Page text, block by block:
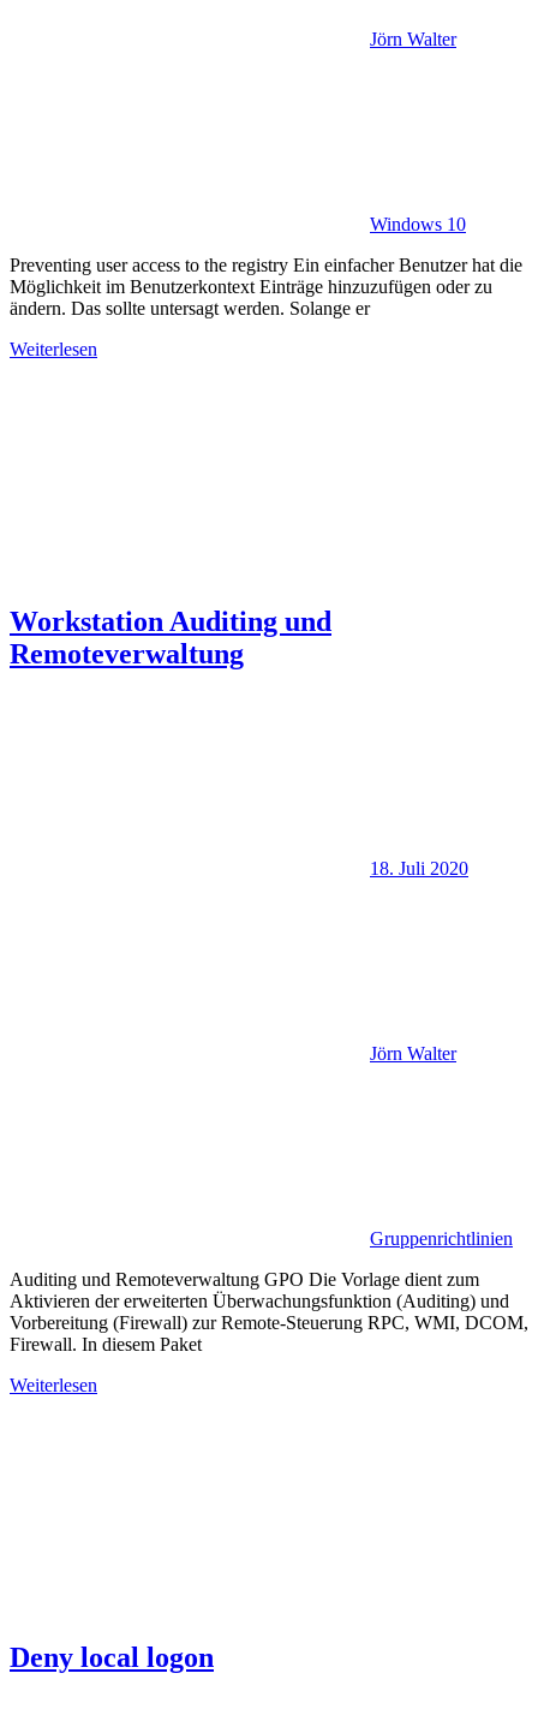
Jörn Walter
Windows 10
Preventing user access to the registry Ein einfacher Benutzer hat die
Möglichkeit im Benutzerkontext Einträge hinzuzufügen oder zu
ändern. Das sollte untersagt werden. Solange er
Weiterlesen
Workstation Auditing und
Remoteverwaltung
18. Juli 2020
Jörn Walter
Gruppenrichtlinien
Auditing und Remoteverwaltung GPO Die Vorlage dient zum
Aktivieren der erweiterten Überwachungsfunktion (Auditing) und
Vorbereitung (Firewall) zur Remote-Steuerung RPC, WMI, DCOM,
Firewall. In diesem Paket
Weiterlesen
Deny local logon